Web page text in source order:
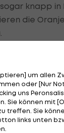
knapp in
die
sich am
bei Heim-
um allen
oder [Nur
uns
Sie können mit
treffen. Sie
links unten